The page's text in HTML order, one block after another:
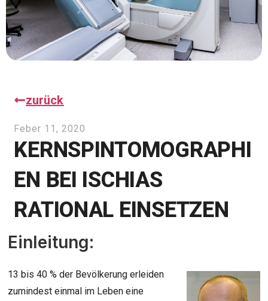
zurück
Feber 11, 2020
KERNSPINTOMOGRAPHI
EN BEI ISCHIAS
RATIONAL EINSETZEN
Einleitung:
13 bis 40 % der Bevölkerung erleiden
zumindest einmal im Leben eine